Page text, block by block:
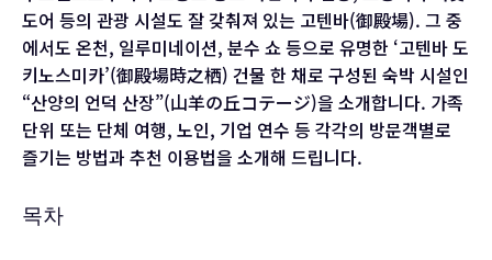
도어 등의 관광 시설도 잘 갖춰져 있는 고텐바(御殿場). 그 중
에서도 온천, 일루미네이션, 분수 쇼 등으로 유명한 ‘고텐바 도
키노스미카’(御殿場時之栖) 건물 한 채로 구성된 숙박 시설인
“산양의 언덕 산장”(山羊の丘コテージ)을 소개합니다. 가족
단위 또는 단체 여행, 노인, 기업 연수 등 각각의 방문객별로
즐기는 방법과 추천 이용법을 소개해 드립니다.
목차